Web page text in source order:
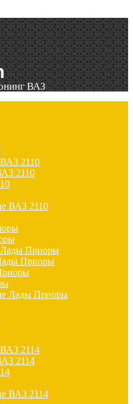
ВАЗ
ВАЗ 2110
2110
ВАЗ 2110
Лады Приоры
Приоры
Лады Приоры
ВАЗ 2114
2114
ВАЗ 2114